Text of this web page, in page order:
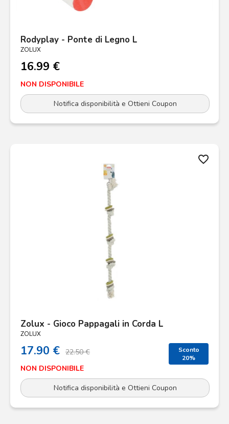
Rodyplay - Ponte di Legno L
ZOLUX
16.99 €
NON DISPONIBILE
Notifica disponibilità e Ottieni Coupon
favorite_border
Zolux - Gioco Pappagali in Corda L
ZOLUX
17.90 € 22.50 €
Sconto
20%
NON DISPONIBILE
Notifica disponibilità e Ottieni Coupon